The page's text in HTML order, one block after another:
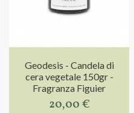
Geodesis - Candela di
cera vegetale 150gr -
Fragranza Figuier
20,00 €